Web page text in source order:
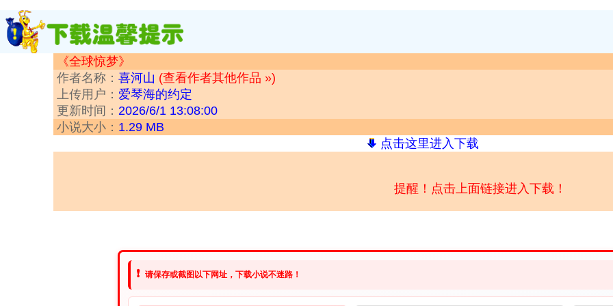
《全球惊梦》
作者名称： 喜河山 (查看作者其他作品 »)
上传用户： 爱琴海的约定
更新时间： 2026/6/1 13:08:00
小说大小： 1.29 MB
点击这里进入下载
提醒！点击上面链接进入下载！
❗ 请保存或截图以下网址，下载小说不迷路！